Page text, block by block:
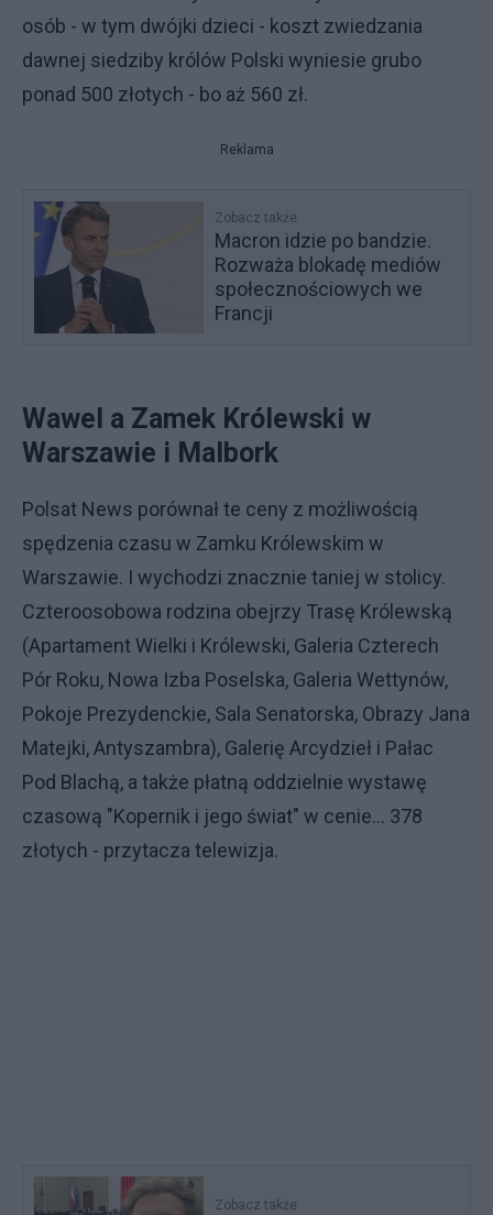
osób - w tym dwójki dzieci - koszt zwiedzania
dawnej siedziby królów Polski wyniesie grubo
ponad 500 złotych - bo aż 560 zł.
Reklama
Zobacz także
Macron idzie po bandzie.
Rozważa blokadę mediów
społecznościowych we
Francji
Wawel a Zamek Królewski w
Warszawie i Malbork
Polsat News porównał te ceny z możliwością
spędzenia czasu w Zamku Królewskim w
Warszawie. I wychodzi znacznie taniej w stolicy.
Czteroosobowa rodzina obejrzy Trasę Królewską
(Apartament Wielki i Królewski, Galeria Czterech
Pór Roku, Nowa Izba Poselska, Galeria Wettynów,
Pokoje Prezydenckie, Sala Senatorska, Obrazy Jana
Matejki, Antyszambra), Galerię Arcydzieł i Pałac
Pod Blachą, a także płatną oddzielnie wystawę
czasową "Kopernik i jego świat" w cenie... 378
złotych - przytacza telewizja.
Zobacz także